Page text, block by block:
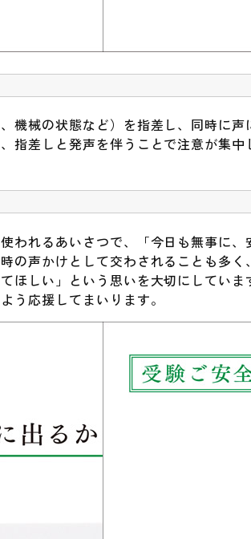
械の状態など）を指差し、同時に声
差しと発声を伴うことで注意が集中
われるあいさつで、「今日も無事に
声かけとして交わされることも多く
ほしい」という思いを大切にしてい
う応援してまいります。